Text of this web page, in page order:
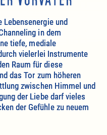
Lebensenergie und
in dem
tiefe, mediale
vielerlei Instrumente
Raum für diese
das Tor zum höheren
zwischen Himmel und
der Liebe darf vieles
der Gefühle zu neuem